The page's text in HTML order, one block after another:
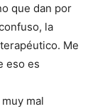
que dan por
la
Me
eso es
mal